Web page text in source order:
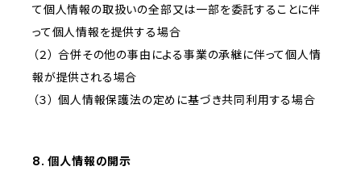
て個人情報の取扱いの全部又は一部を委託することに伴
って個人情報を提供する場合
（２） 合併その他の事由による事業の承継に伴って個人情
報が提供される場合
（３） 個人情報保護法の定めに基づき共同利用する場合
8. 個人情報の開示